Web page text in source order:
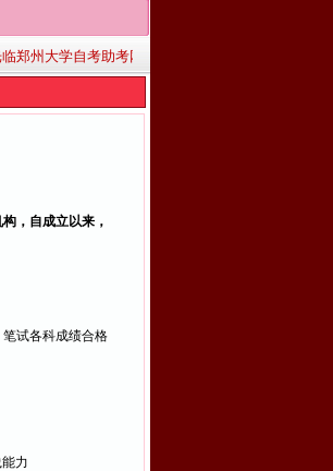
郑州大学自考助考网！为广大考生提供单科助考、
，自成立以来，
试各科成绩合格
力